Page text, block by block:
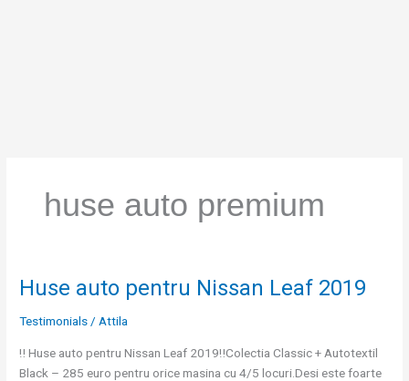
huse auto premium
Huse auto pentru Nissan Leaf 2019
Testimonials / Attila
‼️ Huse auto pentru Nissan Leaf 2019‼️Colectia Classic + Autotextil
Black – 285 euro pentru orice masina cu 4/5 locuri.Desi este foarte
Huse
pentru